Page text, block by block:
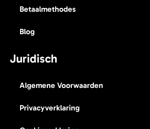
Betaalmethodes
Blog
Juridisch
Algemene Voorwaarden
Privacyverklaring